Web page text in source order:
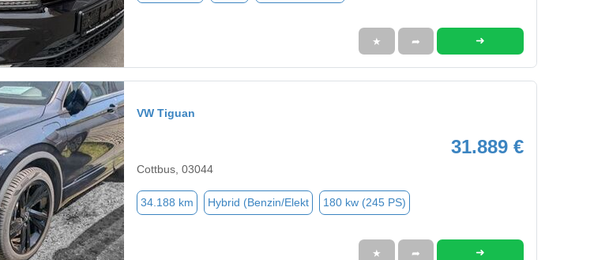
★ ➦ ➜
VW Tiguan
31.889 €
Cottbus, 03044
34.188 km Hybrid (Benzin/Elekt 180 kw (245 PS)
★ ➦ ➜